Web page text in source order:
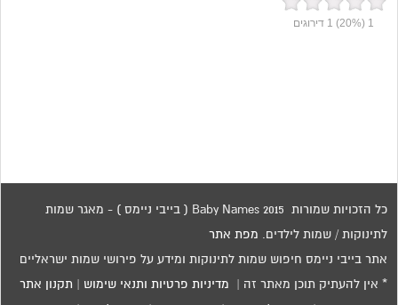
1
(20%)
1 דירוגים
כל הזכויות שמורות 2015 Baby Names ( בייבי ניימס ) - מאגר שמות
לתינוקות / שמות לילדים. מפת אתר
אתר בייבי ניימס חיפוש שמות לתינוקות ומידע על פירושי שמות ישראליים
* אין להעתיק תוכן מאתר זה | מדיניות פרטיות ותנאי שימוש תקנון אתר